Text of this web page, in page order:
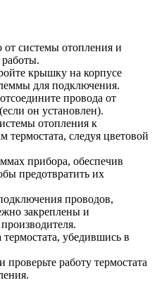
от системы отопления и
работы.
крышку на корпусе
для подключения.
провода от
он установлен).
отопления к
следуя цветовой
прибора, обеспечив
предотвратить их
проводов,
закреплены и
убедившись в
работу термостата